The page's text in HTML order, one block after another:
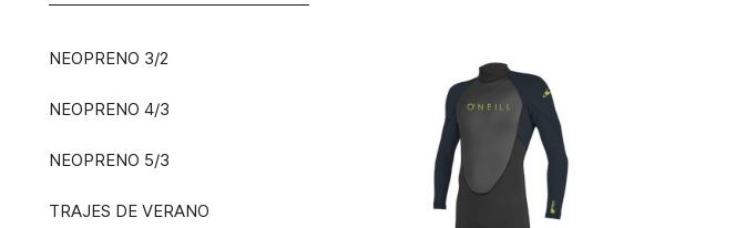
NEOPRENO 3/2
NEOPRENO 4/3
NEOPRENO 5/3
TRAJES DE VERANO